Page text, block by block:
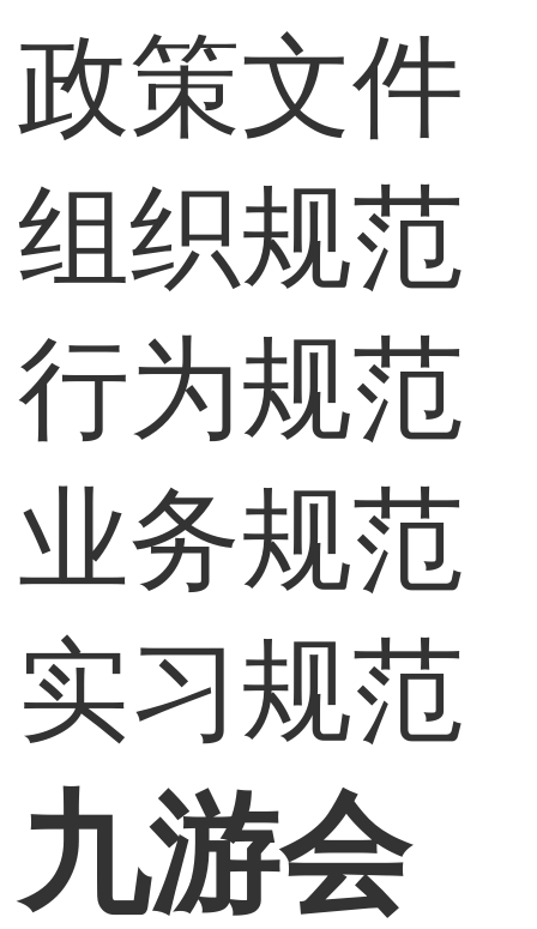
政策文件
组织规范
行为规范
业务规范
实习规范
九游会